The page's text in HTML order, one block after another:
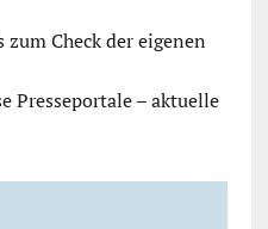
zum Check der eigenen
Presseportale – aktuelle